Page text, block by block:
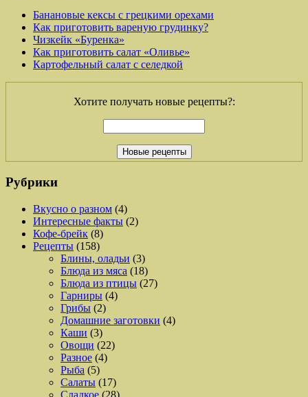
Банановые кексы с грецкими орехами
Как приготовить вареную грудинку?
Чизкейк «Буренка»
Как приготовить салат «Оливье»
Картофельный салат с селедкой
Хотите получать новые рецепты?:
Рубрики
Вкусно о разном (4)
Интересные факты (2)
Кофе-брейк (8)
Рецепты (158)
Блины, оладьи (3)
Блюда из мяса (18)
Блюда из птицы (27)
Гарниры (4)
Грибы (2)
Домашние заготовки (4)
Каши (3)
Овощи (22)
Разное (4)
Рыба (5)
Салаты (17)
Сладкое (28)